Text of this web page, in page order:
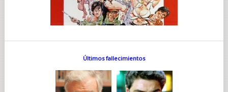
Últimos fallecimientos